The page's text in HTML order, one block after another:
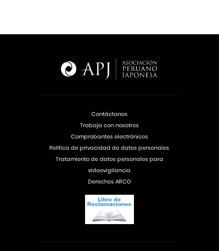
Contáctanos
Trabaja con nosotros
Comprobantes electrónicos
Política de privacidad de datos personales
Tratamiento de datos personales para
videovigilancia
Derechos ARCO